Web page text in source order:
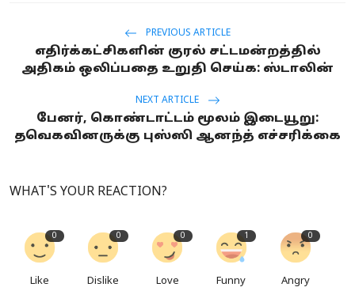
PREVIOUS ARTICLE
எதிர்க்கட்சிகளின் குரல் சட்டமன்றத்தில்
அதிகம் ஒலிப்பதை உறுதி செய்க: ஸ்டாலின்
NEXT ARTICLE
பேனர், கொண்டாட்டம் மூலம் இடையூறு:
தவெகவினருக்கு புஸ்ஸி ஆனந்த் எச்சரிக்கை
WHAT'S YOUR REACTION?
0
Like
0
Dislike
0
Love
1
Funny
0
Angry